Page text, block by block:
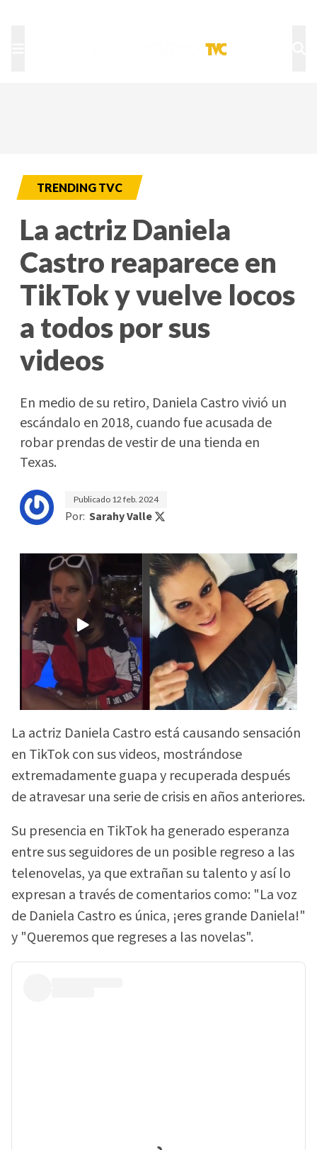
TRENDING TVC
La actriz Daniela
Castro reaparece en
TikTok y vuelve locos
a todos por sus
videos
En medio de su retiro, Daniela Castro vivió un
escándalo en 2018, cuando fue acusada de
robar prendas de vestir de una tienda en
Texas.
Publicado 12 feb. 2024
Por: Sarahy Valle
La actriz Daniela Castro está causando sensación
en TikTok con sus videos, mostrándose
extremadamente guapa y recuperada después
de atravesar una serie de crisis en años anteriores.
Su presencia en TikTok ha generado esperanza
entre sus seguidores de un posible regreso a las
telenovelas, ya que extrañan su talento y así lo
expresan a través de comentarios como: "La voz
de Daniela Castro es única, ¡eres grande Daniela!"
y "Queremos que regreses a las novelas".